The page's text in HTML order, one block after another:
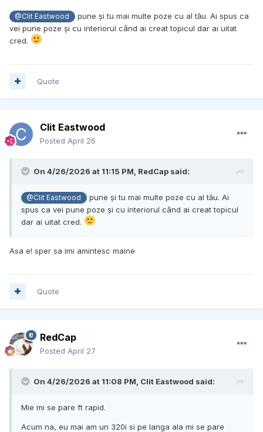
@Clit Eastwood
pune și tu mai multe poze cu al tău. Ai spus ca
vei pune poze și cu interiorul când ai creat topicul dar ai uitat
cred.
Quote
Clit Eastwood
Posted April 26
On 4/26/2026 at 11:15 PM, RedCap said:
@Clit Eastwood
pune și tu mai multe poze cu al tău. Ai
spus ca vei pune poze și cu interiorul când ai creat topicul
dar ai uitat cred.
Asa e! sper sa imi amintesc maine
Quote
RedCap
Posted April 27
On 4/26/2026 at 11:08 PM, Clit Eastwood said:
Mie mi se pare ft rapid.
Acum na, eu mai am un 320i si pe langa ala mi se pare